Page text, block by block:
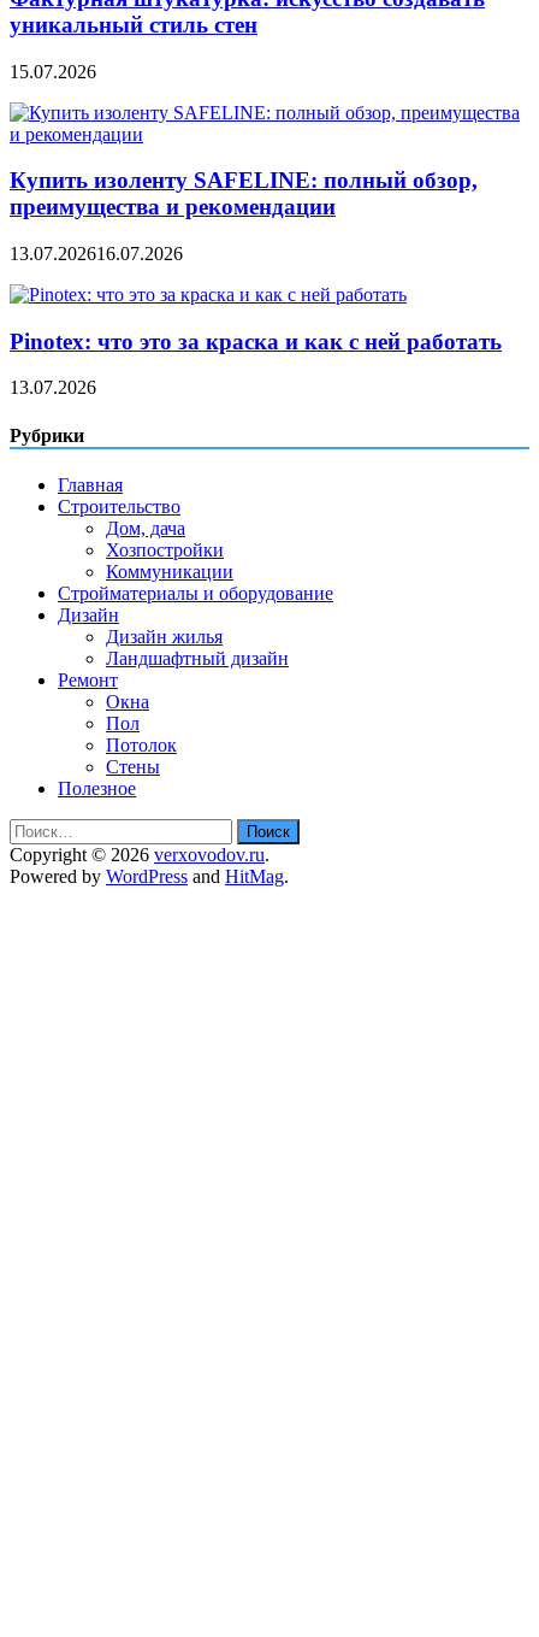
уникальный стиль стен
15.07.2026
Купить изоленту SAFELINE: полный обзор,
преимущества и рекомендации
13.07.202616.07.2026
Pinotex: что это за краска и как с ней работать
13.07.2026
Рубрики
Главная
Строительство
Дом, дача
Хозпостройки
Коммуникации
Стройматериалы и оборудование
Дизайн
Дизайн жилья
Ландшафтный дизайн
Ремонт
Окна
Пол
Потолок
Стены
Полезное
Найти:
Copyright © 2026 verxovodov.ru.
Powered by WordPress and HitMag.